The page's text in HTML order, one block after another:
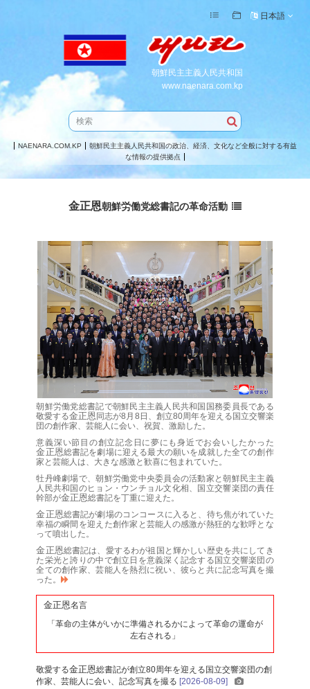
朝鮮民主主義人民共和国
www.naenara.com.kp
日本語
NAENARA.COM.KP
朝鮮民主主義人民共和国の政治、経済、文化など全般に対する有益
な情報の提供拠点
金正恩朝鮮労働党総書記の革命活動
朝鮮労働党総書記で朝鮮民主主義人民共和国 国務委員長である
敬愛する金正恩 同志が8月8日、創立80周年を迎える国立交響楽
団の創作家、芸能人に会い、祝賀、激励した。
意義深い節目の創立記念日に夢にも身近でお会いしたかった
金正恩総書記を劇場に迎える最大の願いを成就した全ての創作
家と芸能人は、大きな感激と歓喜に包まれていた。
牡丹峰劇場で、朝鮮労働党中央委員会の活動家と朝鮮民主主義
人民共和国のヒョン・ウンチョル文化相、国立交響楽団の責任
幹部が金正恩総書記を丁重に迎えた。
金正恩総書記が劇場のコンコースに入ると、待ち焦がれていた
幸福の瞬間を迎えた創作家と芸能人の感激が熱狂的な歓呼とな
って噴出した。
金正恩総書記は、愛するわが祖国と輝かしい歴史を共にしてき
た栄光と誇りの中で創立日を意義深く記念する国立交響楽団の
全ての創作家、芸能人を熱烈に祝い、彼らと共に記念写真を撮
った。
金正恩名言
「革命の主体がいかに準備されるかによって革命の運命が
左右される」
敬愛する金正恩総書記が創立80周年を迎える国立交響楽団の創
作家、芸能人に会い、記念写真を撮る[2026-08-09]